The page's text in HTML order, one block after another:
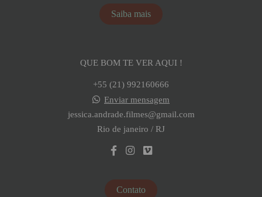
Saiba mais
QUE BOM TE VER AQUI !
+55 (21) 992160666
Enviar mensagem
jessica.andrade.filmes@gmail.com
Rio de janeiro / RJ
Contato